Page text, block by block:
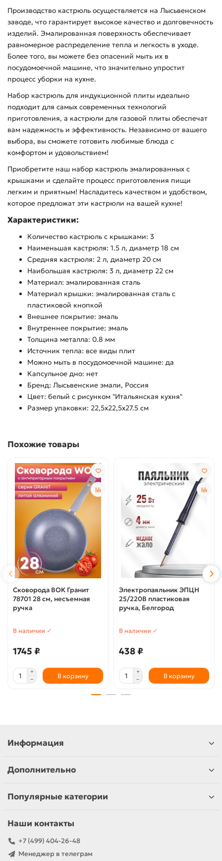
Производство кастрюль осуществляется на Лысьвенском
заводе, что гарантирует высокое качество и долговечность
изделий. Эмалированная поверхность обеспечивает
равномерное распределение тепла и легкость в уходе.
Более того, вы можете без опасений мыть их в
посудомоечной машине, что значительно упростит
процесс уборки на кухне.
Набор кастрюль для индукционной плиты идеально
подходит для самых современных технологий
приготовления, а кастрюли для газовой плиты обеспечат
вам надежность и эффективность. Независимо от вашего
выбора, вы сможете готовить любимые блюда с
комфортом и удовольствием!
Приобретите наш набор кастрюль эмалированных с
крышками и сделайте процесс приготовления пищи
легким и приятным! Насладитесь качеством и удобством,
которое предложат эти кастрюли на вашей кухне!
Характеристики:
Количество кастрюль с крышками: 3
Наименьшая кастрюля: 1.5 л, диаметр 18 см
Средняя кастрюля: 2 л, диаметр 20 см
Наибольшая кастрюля: 3 л, диаметр 22 см
Материал: эмалированная сталь
Материал крышки: эмалированная сталь с
пластиковой кнопкой
Внешнее покрытие: эмаль
Внутреннее покрытие: эмаль
Толщина металла: 0.8 мм
Источник тепла: все виды плит
Можно мыть в посудомоечной машине: да
Капсульное дно: нет
Бренд: Лысьвенские эмали, Россия
Цвет: белый с рисунком "Итальянская кухня"
Размер упаковки: 22,5х22,5х27.5 см
Похожие товары
Сковорода ВОК Гранит
78701 28 см, несъемная
ручка
В наличии ✓
1745 ₽
В корзину
Электропаяльник ЭПЦН
25/220В пластиковая
ручка, Белгород
В наличии ✓
438 ₽
В корзину
Информация
Дополнительно
Популярные категории
Наши контакты
+7 (499) 404-26-48
Менеджер в телеграм